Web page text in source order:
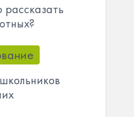
рассказать